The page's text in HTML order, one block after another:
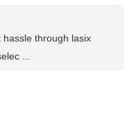
hassle through lasix
...